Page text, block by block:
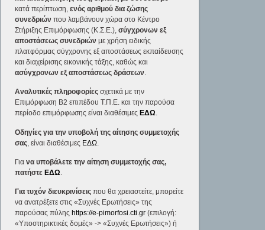
κατά περίπτωση,ενός αριθμού δια ζώσης
συνεδριών που λαμβάνουν χώρα στο Κέντρο
Στήριξης Επιμόρφωσης (Κ.Σ.Ε.),σύγχρονων εξ
αποστάσεως συνεδριών με χρήση ειδικής
πλατφόρμας σύγχρονης εξ αποστάσεως εκπαίδευσης
και διαχείρισης εικονικής τάξης, καθώς και
ασύγχρονων εξ αποστάσεως δράσεων.
Αναλυτικές πληροφορίες σχετικά με την
Επιμόρφωση Β2 επιπέδου Τ.Π.Ε. και την παρούσα
περίοδο επιμόρφωσης είναι διαθέσιμες ΕΔΩ.
Οδηγίες για την υποβολή της αίτησης συμμετοχής
σας , είναι διαθέσιμες ΕΔΩ
Γιανα υποβάλετε την αίτηση συμμετοχής σας,
πατήστε ΕΔΩ.
Για τυχόν διευκρινίσεις που θα χρειαστείτε, μπορείτε
να ανατρέξετε στις «Συχνές Ερωτήσεις» της
παρούσας πύλης https://e-pimorfosi.cti.gr (επιλογή:
«Υποστηρικτικές δομές» -> «Συχνές Ερωτήσεις») ή